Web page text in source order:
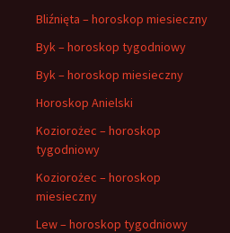
Bliźnięta – horoskop miesieczny
Byk – horoskop tygodniowy
Byk – horoskop miesieczny
Horoskop Anielski
Koziorożec – horoskop
tygodniowy
Koziorożec – horoskop
miesieczny
Lew – horoskop tygodniowy